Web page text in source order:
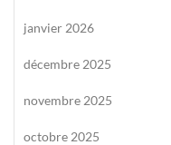
janvier 2026
décembre 2025
novembre 2025
octobre 2025